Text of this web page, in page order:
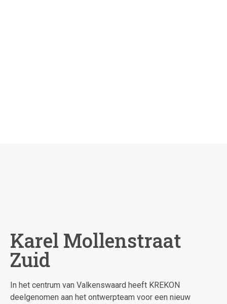
Karel Mollenstraat
Zuid
In het centrum van Valkenswaard heeft KREKON
deelgenomen aan het ontwerpteam voor een nieuw